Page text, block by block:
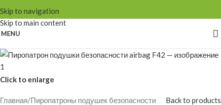
Skip to navigation
Skip to main content
MENU
Click to enlarge
Главная/Пиропатроны подушек безопасности Back to products